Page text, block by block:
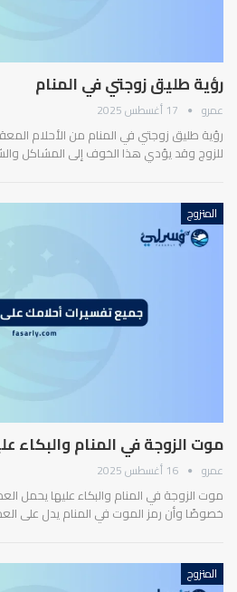
رؤية طليق زوجتي في المنام
عمرو 17 أغسطس 2025
رؤية طليق زوجتي في المنام من الأحلام
للزوج وقد يؤدي هذا الخوف إلى المشاكل
المتزوج
موت الزوجة في المنام والبكاء
عمرو 16 أغسطس 2025
موت الزوجة في المنام والبكاء عليها يحمل
خصوصًا وأن رمز الموت في المنام يدل على
المتزوج